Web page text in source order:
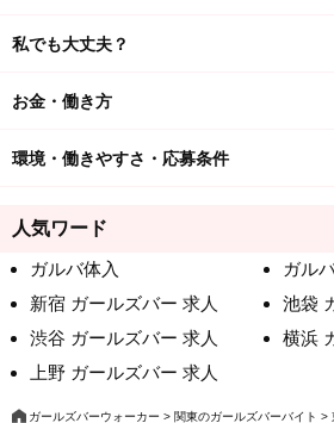
私でも大丈夫？
お金・働き方
環境・働きやすさ・応募条件
人気ワード
ガルバ体入
ガル
新宿 ガールズバー 求人
池袋
渋谷 ガールズバー 求人
横浜
上野 ガールズバー 求人
ガールズバーウォーカー 関東のガールズバーバイト